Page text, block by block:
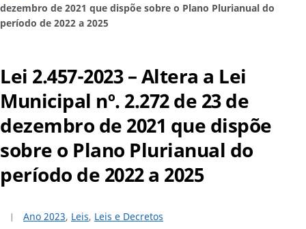
dezembro de 2021 que dispõe sobre o Plano Plurianual do
período de 2022 a 2025
Lei 2.457-2023 – Altera a Lei
Municipal nº. 2.272 de 23 de
dezembro de 2021 que dispõe
sobre o Plano Plurianual do
período de 2022 a 2025
Ano 2023, Leis, Leis e Decretos